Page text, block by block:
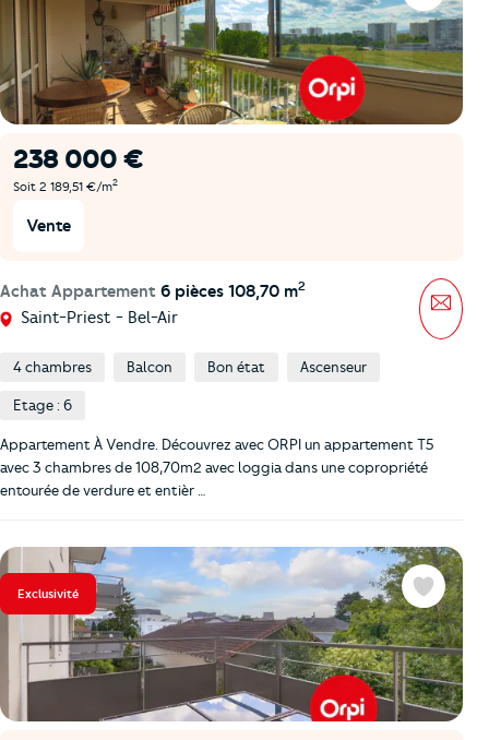
238 000 €
Soit 2 189,51 €/m2
Vente
Achat Appartement 6 pièces 108,70 m2
Saint-Priest - Bel-Air
4 chambres Balcon Bon état Ascenseur
Etage : 6
Appartement À Vendre. Découvrez avec ORPI un appartement T5
avec 3 chambres de 108,70m2 avec loggia dans une copropriété
entourée de verdure et entièr …
Exclusivité Favoris